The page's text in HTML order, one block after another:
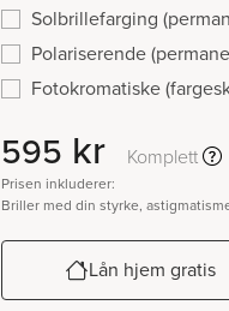
Solbrillefarging
Polariserende
Fotokromatiske
595 kr Komplett
Prisen inkluderer:
Briller med din styrke,
Lån hjem gratis